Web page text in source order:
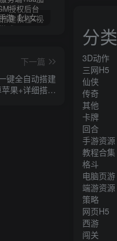
卡牌回合手游【少女回战初始版】AI一键全自动搭建+一键即玩镜像端+Linux手工服务端+lua加解密工具+GM授权后台+安卓+详细搭建教程+视频教程
下一篇
键全自动搭建
果+详细搭建
分类
3D动作
三网H5
仙侠
传奇
其他
卡牌
回合
手游资源
教程合集
格斗
电脑页游
端游资源
策略
网页H5
西游
闯关